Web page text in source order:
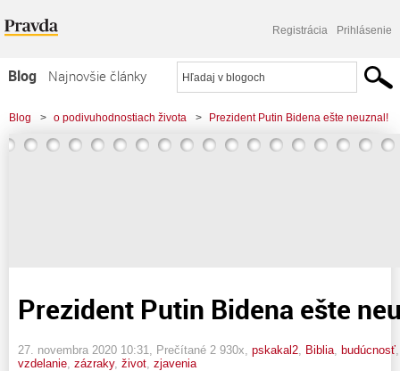
Registrácia Prihlásenie
Blog
Najnovšie články
Najčítanejšie články
Najkomentovanejšie články
Blog > o podivuhodnostiach života > Prezident Putin Bidena ešte neuznal!
Prezident Putin Bidena ešte
27. novembra 2020 10:31 , Prečítané 2 930x, pskakal2 Biblia budúcnosť
vzdelanie zázraky, život zjavenia